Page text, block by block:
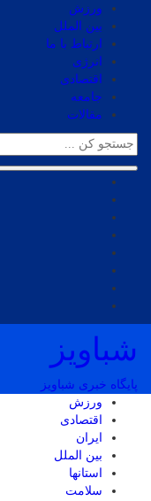
ورزش
بین الملل
ارتباط با ما
انرژی
اقتصادی
جامعه
مقالات
شباویز
پایگاه خبری شباویز
ورزش
اقتصادی
ایران
بین الملل
استانها
سلامت